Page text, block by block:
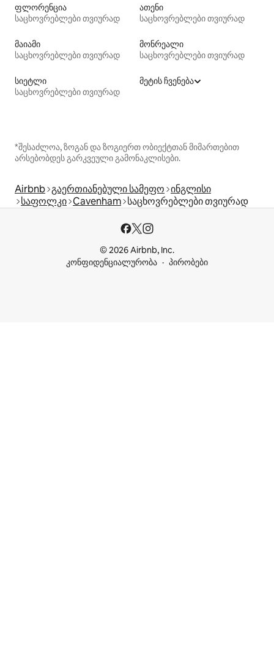
ფლორენცია
საცხოვრებლები თვიურად
ათენი
საცხოვრებლები თვიურად
მაიამი
საცხოვრებლები თვიურად
მონრეალი
საცხოვრებლები თვიურად
სიეტლი
საცხოვრებლები თვიურად
მეტის ჩვენება
*შესაძლოა, ზოგან და ზოგიერთ ობიექტთან მიმართებით
არსებობდეს გარკვეული გამონაკლისები.
Airbnb გაერთიანებული სამეფო ინგლისი
საფოლკი Cavenham საცხოვრებლები თვიურად
© 2026 Airbnb, Inc.
კონფიდენციალურობა
პირობები